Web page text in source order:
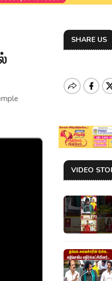
SHARE US
VIDEO